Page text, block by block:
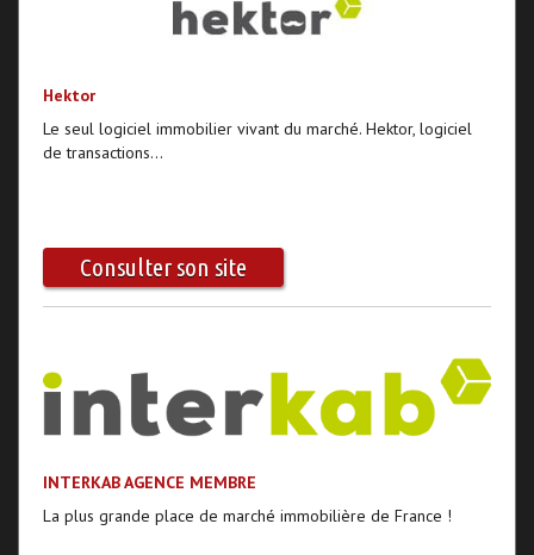
Hektor
Le seul logiciel immobilier vivant du marché. Hektor, logiciel
de transactions...
Consulter son site
INTERKAB AGENCE MEMBRE
La plus grande place de marché immobilière de France !